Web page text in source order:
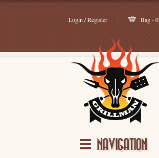
Login / Register Bag - 0
NAVIGATION